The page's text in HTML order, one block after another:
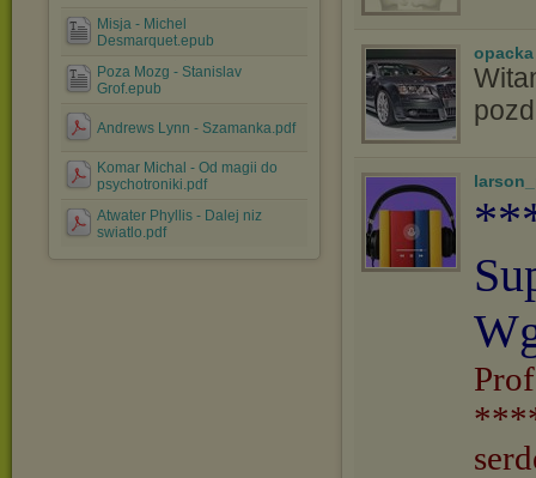
Misja - Michel
Desmarquet.epub
Poza Mozg - Stanislav
Grof.epub
Andrews Lynn - Szamanka.pdf
Komar Michal - Od magii do
psychotroniki.pdf
Atwater Phyllis - Dalej niz
swiatlo.pdf
opacka